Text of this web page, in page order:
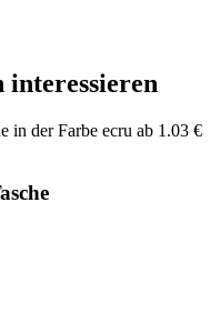
interessieren